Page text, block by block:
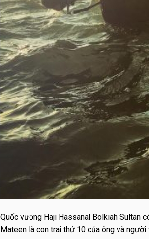
Quốc vương Haji Hassanal Bolkiah Sultan
Mateen là con trai thứ 10 của ông và người